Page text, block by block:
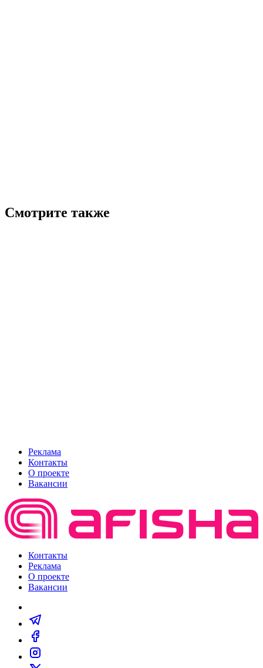
Смотрите также
Реклама
Контакты
О проекте
Вакансии
Контакты
Реклама
О проекте
Вакансии